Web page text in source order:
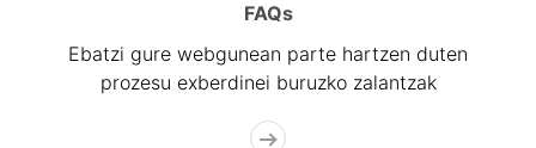
FAQs
Ebatzi gure webgunean parte hartzen duten
prozesu exberdinei buruzko zalantzak